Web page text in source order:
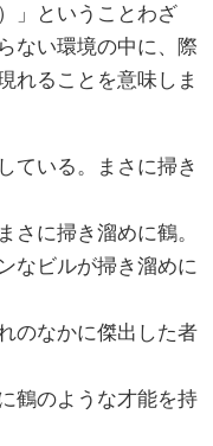
」ということわざ
ない環境の中に、際
れることを意味しま
ている。まさに掃き
さに掃き溜めに鶴。
なビルが掃き溜めに
のなかに傑出した者
鶴のような才能を持